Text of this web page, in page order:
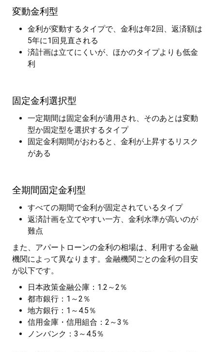
変動金利型
金利が変動するタイプで、金利は年2回、返済額は
5年に1回見直される
済計画は立てにくいが、ほかのタイプよりも低金
利
固定金利選択型
一定期間は固定金利が適用され、そのあとは変動
型か固定型を選択するタイプ
固定金利期間がおわると、金利が上昇するリスク
がある
全期間固定金利型
すべての期間で金利が固定されているタイプ
返済計画を立てやすい一方、金利水準が高いのが
難点
また、アパートローンの金利の相場は、利用する金融
機関によって異なります。金融機関ごとの金利の目安
が以下です。
日本政策金融公庫：1.2～2％
都市銀行：1～2％
地方銀行：1～4.5％
信用金庫・信用組合：2～3％
ノンバンク：3～4.5％